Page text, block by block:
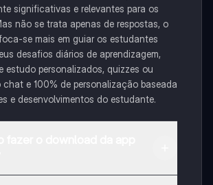
significativas e relevantes para os
não se trata apenas de respostas, o
se mais em guiar os estudantes
desafios diários de aprendizagem,
estudo personalizados, quizzes ou
e 100% de personalização baseada
e desenvolvimentos do estudante.